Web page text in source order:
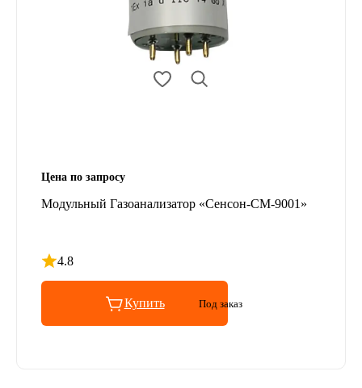
Цена по запросу
Модульный Газоанализатор «Сенсон-СМ-9001»
4.8
Рейтинг 4.8 из 5
Купить Под заказ